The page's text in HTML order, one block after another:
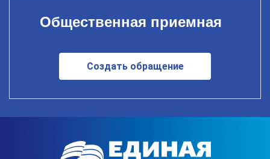
Общественная приемная
Создать обращение